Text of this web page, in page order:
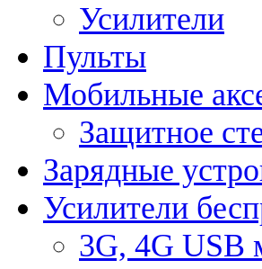
Усилители
Пульты
Мобильные
Защитное
Зарядные
Усилители
3G, 4G USB